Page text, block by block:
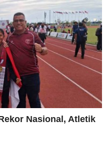
Nasional, Atletik